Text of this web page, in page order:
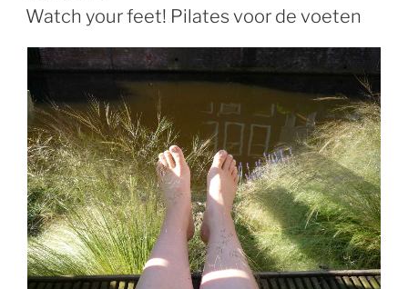
ON
Watch your feet! Pilates voor de voeten